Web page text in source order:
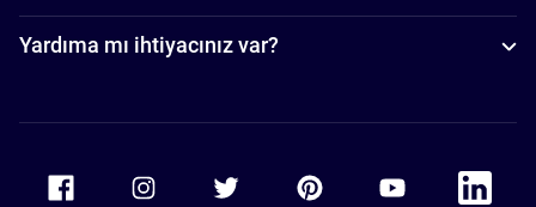
Yardıma mı ihtiyacınız var?
Accor Facebook Accor TwitterAccor PinterestAccor Youtube
Accor